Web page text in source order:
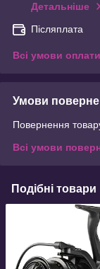
Детальніше
Післяплата
Всі умови оплати
Умови
Повернення
Всі умови
Подібні товари